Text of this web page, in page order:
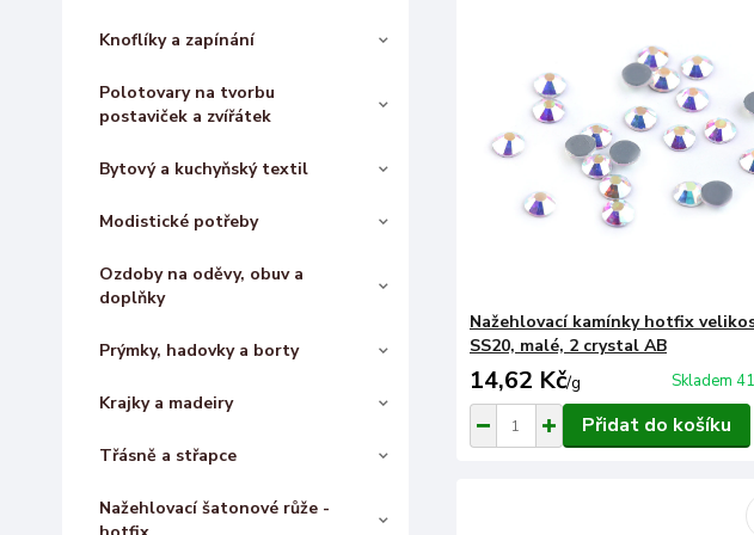
Knoflíky a zapínání
Polotovary na tvorbu
postaviček a zvířátek
Bytový a kuchyňský textil
Modistické potřeby
Ozdoby na oděvy, obuv a
doplňky
Prýmky, hadovky a borty
Krajky a madeiry
Třásně a střapce
Nažehlovací šatonové růže -
Nažehlovací kamínky hotfix
SS20, malé, 2 crystal AB
14,62 Kč/g Skladem
Přidat do košíku